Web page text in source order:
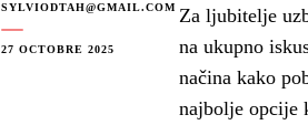
SYLVIODTAH@GMAIL.COM
27 OCTOBRE 2025
Za ljubitelje
na ukupno
načina kako
najbolje opcije